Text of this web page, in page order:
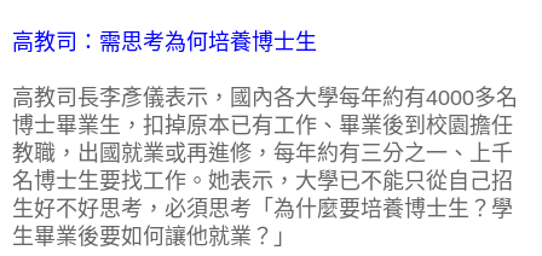
高教司：需思考為何培養博士生
高教司長李彥儀表示，國內各大學每年約有4000多名
博士畢業生，扣掉原本已有工作、畢業後到校園擔任
教職，出國就業或再進修，每年約有三分之一、上千
名博士生要找工作。她表示，大學已不能只從自己招
生好不好思考，必須思考「為什麼要培養博士生？學
生畢業後要如何讓他就業？」